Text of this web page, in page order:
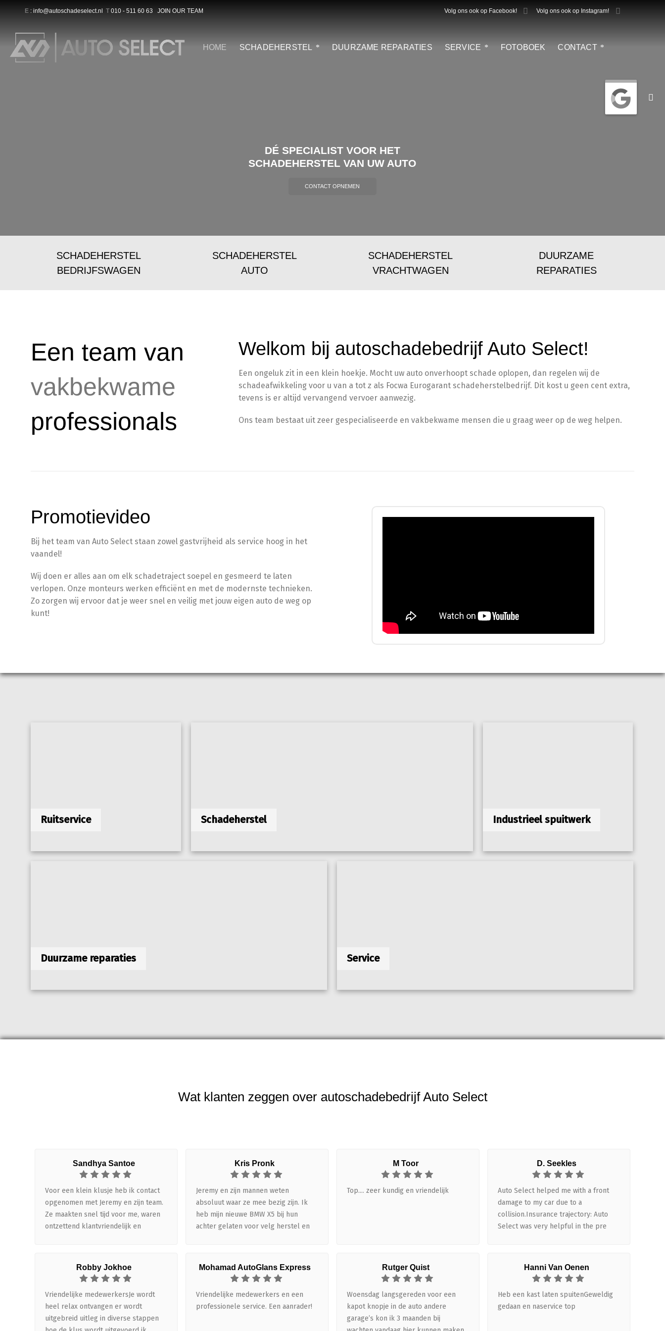
E : info@autoschadeselect.nl T 010 - 511 60 63 JOIN OUR TEAM Volg ons ook op Facebook! Volg ons ook op Instagram!
HOME SCHADEHERSTEL DUURZAME REPARATIES SERVICE FOTOBOEK CONTACT
DÉ SPECIALIST VOOR HET
SCHADEHERSTEL VAN UW AUTO
CONTACT OPNEMEN
SCHADEHERSTEL
BEDRIJFSWAGEN
SCHADEHERSTEL
AUTO
SCHADEHERSTEL
VRACHTWAGEN
DUURZAME
REPARATIES
Een team van
vakbekwame
professionals
Welkom bij autoschadebedrijf Auto Select!
Een ongeluk zit in een klein hoekje. Mocht uw auto onverhoopt schade oplopen, dan regelen wij de
schadeafwikkeling voor u van a tot z als Focwa Eurogarant schadeherstelbedrijf. Dit kost u geen cent extra,
tevens is er altijd vervangend vervoer aanwezig.
Ons team bestaat uit zeer gespecialiseerde en vakbekwame mensen die u graag weer op de weg helpen.
Promotievideo
Bij het team van Auto Select staan zowel gastvrijheid als service hoog in het
vaandel!
Wij doen er alles aan om elk schadetraject soepel en gesmeerd te laten
verlopen. Onze monteurs werken efficiënt en met de modernste technieken.
Zo zorgen wij ervoor dat je weer snel en veilig met jouw eigen auto de weg op
kunt!
Ruitservice Schadeherstel Industrieel spuitwerk
Duurzame reparaties Service
Wat klanten zeggen over autoschadebedrijf Auto Select
Sandhya Santoe
Voor een klein klusje heb ik contact
opgenomen met Jeremy en zijn team.
Ze maakten snel tijd voor me, waren
ontzettend klantvriendelijk en
gemonteerd, terwijl dat helemaal niet
team. Ik ben erg tevreden en kan ze
zeker aanbevelen!
Kris Pronk
Jeremy en zijn mannen weten
absoluut waar ze mee bezig zijn. Ik
heb mijn nieuwe BMW X5 bij hun
achter gelaten voor velg herstel en
betreft, maar de velgen zijn echt
strak, de kleur is precies zoals ik in
gedachten had en het resultaat maakt
M Toor
Top.... zeer kundig en vriendelijk
D. Seekles
Auto Select helped me with a front
damage to my car due to a
collision.Insurance trajectory: Auto
Select was very helpful in the pre
versus paying myself.Planning: There
moment of the repair and how long it
would lastRepair: The repair was
Robby Jokhoe
Vriendelijke medewerkersJe wordt
heel relax ontvangen er wordt
uitgebreid uitleg in diverse stappen
Mohamad AutoGlans Express
Vriendelijke medewerkers en een
professionele service. Een aanrader!
Rutger Quist
Woensdag langsgereden voor een
kapot knopje in de auto andere
garage’s kon ik 3 maanden bij
Hanni Van Oenen
Heb een kast laten spuitenGeweldig
gedaan en naservice top